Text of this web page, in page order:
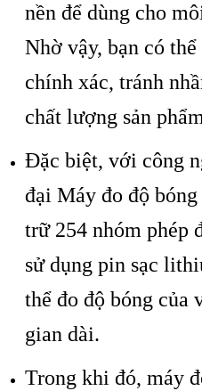
nền để dùng cho
Nhờ vậy, bạn có thể
chính xác, tránh nh
chất lượng sản
Đặc biệt, với công
đại Máy đo độ bóng
trữ 254 nhóm phép
sử dụng pin sạc
thể đo độ bóng của
gian dài.
Trong khi đó, máy